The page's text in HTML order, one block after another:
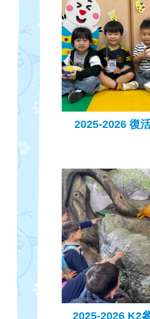
2025-2026 復
2025-2026 K2